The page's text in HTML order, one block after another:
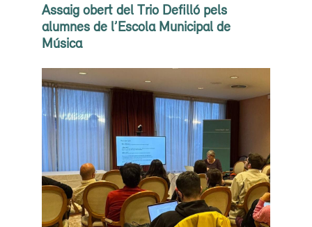
Assaig obert del Trio Defilló pels
alumnes de l’Escola Municipal de
Música